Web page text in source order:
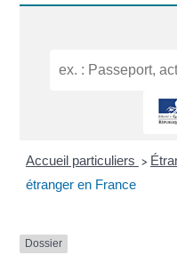
Accueil particuliers >
étranger en France
Dossier